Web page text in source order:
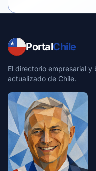
PortalChile
El directorio empresarial
actualizado de Chile.